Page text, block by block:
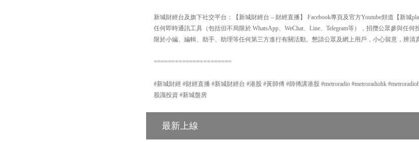
新城財經台及旗下社交平台：【新城財經台 – 財經直播】 Facebook專頁及官方Youtube頻道【新城
任何即時通訊工具（包括但不局限於 WhatsApp、WeChat、Line、Telegram等），招攬公眾參與任
限於小編、編輯、助手、助理等任何第三方進行有關活動。懇請公眾及網上用戶，小心留意，辨清
======================
#新城財經 #財經直播 #新城財經台 #港股 #黃師傅 #師傅講港股 #metroradio #metroradiohk
股識投資 #新城盤房
最新上線